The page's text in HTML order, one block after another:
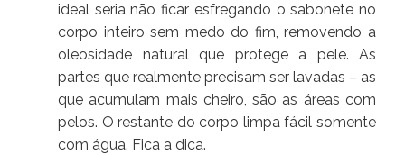
ideal seria não ficar esfregando o sabonete no
corpo inteiro sem medo do fim, removendo a
oleosidade natural que protege a pele. As
partes que realmente precisam ser lavadas – as
que acumulam mais cheiro, são as áreas com
pelos. O restante do corpo limpa fácil somente
com água. Fica a dica.